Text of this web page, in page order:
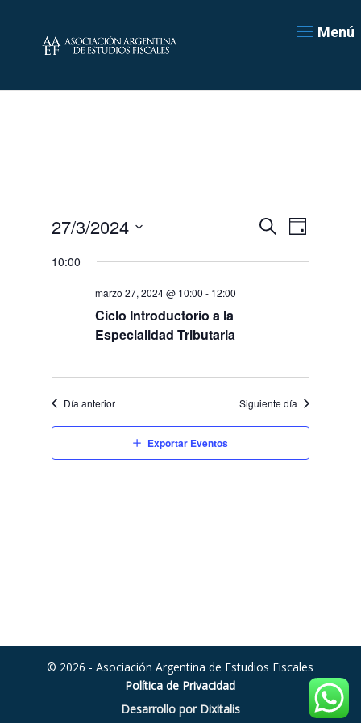
Menú
Navegación
de
búsqueda
de
de
Día
27/3/2024
fecha.
10:00
marzo 27, 2024 @ 10:00 - 12:00
Ciclo Introductorio a la
Especialidad Tributaria
Día anterior Siguiente día
Exportar Eventos
© 2026 - Asociación Argentina de Estudios Fiscales
Política de Privacidad
Desarrollo por Dixitalis